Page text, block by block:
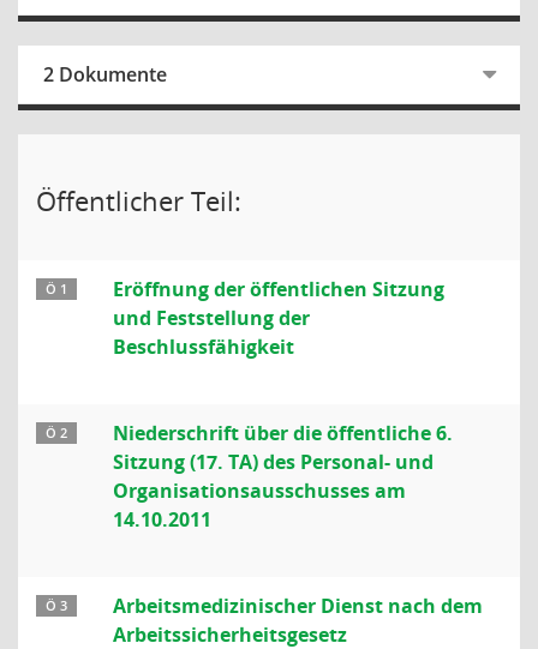
2 Dokumente
Öffentlicher Teil:
Ö 1
Eröffnung der öffentlichen Sitzung
und Feststellung der
Beschlussfähigkeit
Ö 2
Niederschrift über die öffentliche 6.
Sitzung (17. TA) des Personal- und
Organisationsausschusses am
14.10.2011
Ö 3
Arbeitsmedizinischer Dienst nach dem
Arbeitssicherheitsgesetz